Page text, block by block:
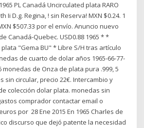
PL Canadá Uncirculated plata RARO
Ii D.g. Regina, ! sin Reserva! MXN $0.24. 1
$507.33 por el envío. Anuncio nuevo
Canadá-Quebec. USD0.88 1965 * *
"Gema BU" * Libre S/H tras artículo
de cuarto de dolar años 1965-66-77-
monedas de Onza de plata pura .999, 5
sin circular, precio 22€. Intercambio y
colección dolar plata. monedas sin
comprador contactar email o
por 28 Ene 2015 En 1965 Charles de
discurso que dejó patente la necesidad